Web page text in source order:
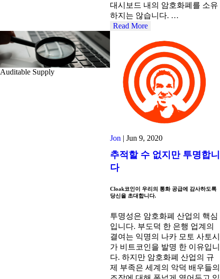
대시보드 내의 암호화폐를 소유
하지는 않습니다. …
Read More
Auditable Supply
Jon | Jun 9, 2020
추적할 수 없지만 투명합니
다
Cloak코인이 우리의 통화 공급에 감사하도록
당신을 초대합니다.
투명성은 암호화폐 산업의 핵심
입니다. 부도덕 한 은행 업계의
결여는 익명의 나카 모토 사토시
가 비트코인을 발명 한 이유입니
다. 하지만 암호화폐 산업의 규
제 부족은 세계의 악덕 배우들의